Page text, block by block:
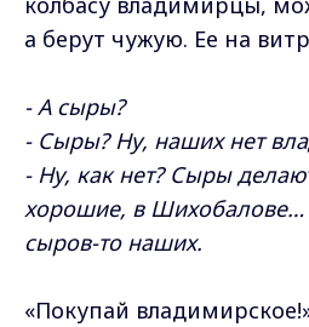
а берут чужую. Ее на
- А сыры?
- Сыры? Ну, наших нет
- Ну, как нет? Сыры
хорошие, в
сыров-то наших.
«Покупай